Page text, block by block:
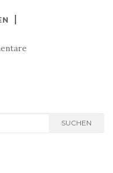
SUCHEN